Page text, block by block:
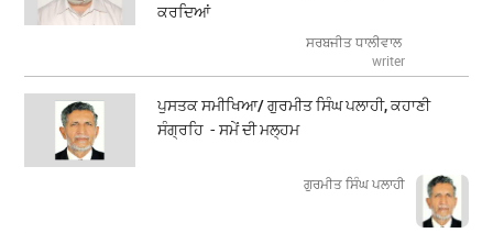
ਕਰਦਿਆਂ
ਸਰਬਜੀਤ ਧਾਲੀਵਾਲ
writer
ਪੁਸਤਕ ਸਮੀਖਿਆ/ ਗੁਰਮੀਤ ਸਿੰਘ ਪਲਾਹੀ, ਕਹਾਣੀ
ਸੰਗ੍ਰਹਿ - ਸਮੇਂ ਦੀ ਮਲ੍ਹਮ
ਗੁਰਮੀਤ ਸਿੰਘ ਪਲਾਹੀ